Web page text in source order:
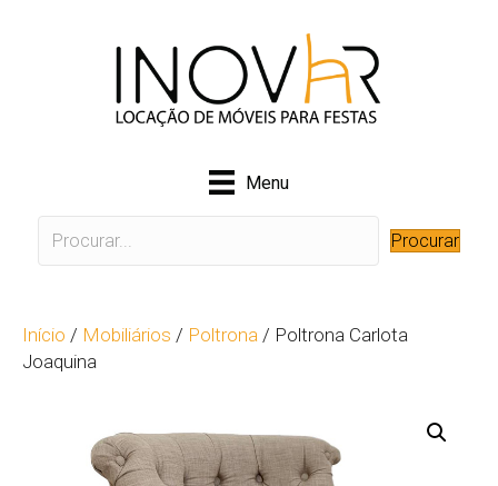
Menu
Procurar
Início / Mobiliários / Poltrona / Poltrona Carlota
Joaquina